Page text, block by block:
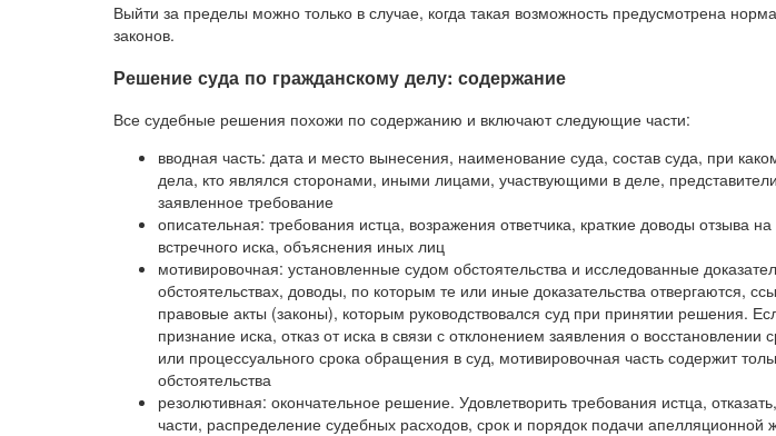
Выйти за пределы можно только в случае, когда такая возможность предусмотрена
законов.
Решение суда по гражданскому делу: содержание
Все судебные решения похожи по содержанию и включают следующие части:
вводная часть: дата и место вынесения, наименование суда, состав суда, при
дела, кто являлся сторонами, иными лицами, участвующими в деле,
заявленное требование
описательная: требования истца, возражения ответчика, краткие доводы отзыва
встречного иска, объяснения иных лиц
мотивировочная: установленные судом обстоятельства и исследованные
обстоятельствах, доводы, по которым те или иные доказательства отвергаются,
правовые акты (законы), которым руководствовался суд при принятии решения.
признание иска, отказ от иска в связи с отклонением заявления о восстановлении
или процессуального срока обращения в суд, мотивировочная часть содержит
обстоятельства
резолютивная: окончательное решение. Удовлетворить требования истца,
части, распределение судебных расходов, срок и порядок подачи апелляционной